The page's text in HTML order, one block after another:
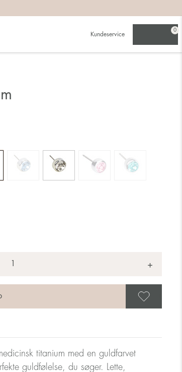
Kundeservice
0
+
titanium med en guldfarvet
guldfølelse, du søger. Lette,